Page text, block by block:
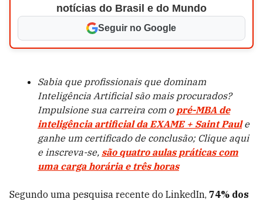
notícias do Brasil e do Mundo
Seguir no Google
Sabia que profissionais que dominam
Inteligência Artificial são mais procurados?
Impulsione sua carreira com o pré-MBA de
inteligência artificial da EXAME + Saint Paule
ganhe um certificado de conclusão; Clique aqui
e inscreva-se, são quatro aulas práticas com
uma carga horária e três horas
Segundo uma pesquisa recente do LinkedIn, 74% dos